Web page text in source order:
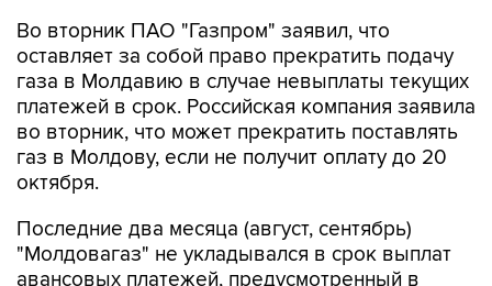
Во вторник ПАО "Газпром" заявил, что
оставляет за собой право прекратить подачу
газа в Молдавию в случае невыплаты текущих
платежей в срок. Российская компания заявила
во вторник, что может прекратить поставлять
газ в Молдову, если не получит оплату до 20
октября.
Последние два месяца (август, сентябрь)
"Молдовагаз" не укладывался в срок выплат
авансовых платежей, предусмотренный в